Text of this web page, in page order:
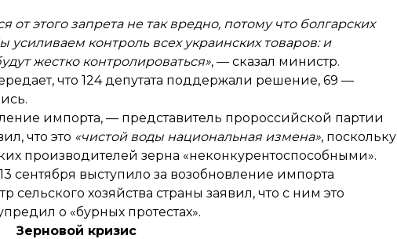
от этого запрета не так вредно, потому что болгарских
контроль всех украинских товаров: и
жестко контролироваться», — сказал министр.
, что 124 депутата поддержали решение, 69 —
импорта, — представитель пророссийской партии
что это «чистой воды национальная измена», поскольку
производителей зерна «неконкурентоспособными».
сентября выступило за возобновление импорта
хозяйства страны заявил, что с ним это
о «бурных протестах».
Зерновой кризис